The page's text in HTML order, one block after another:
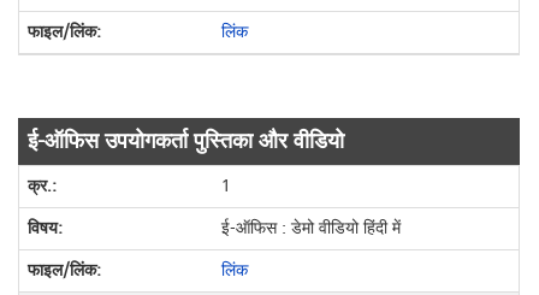
लिंक
ई-ऑफिस उपयोगकर्ता पुस्तिका और वीडियो
1
ई-ऑफिस : डेमो वीडियो हिंदी में
लिंक